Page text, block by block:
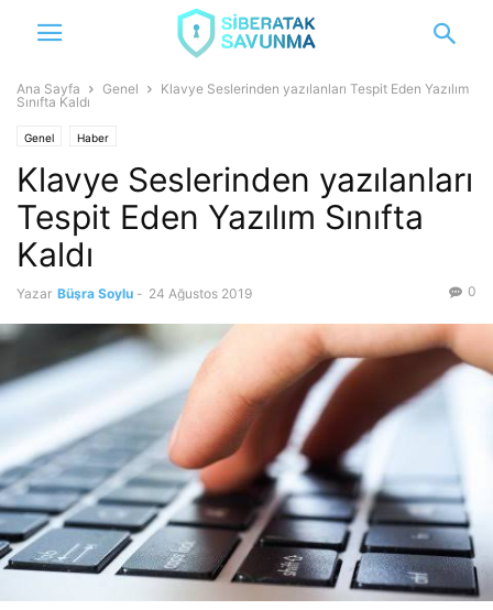
Ana Sayfa Genel
Klavye Seslerinden yazılanları Tespit Eden Yazılım
Sınıfta Kaldı
Genel Haber
Klavye Seslerinden yazılanları
Tespit Eden Yazılım Sınıfta
Kaldı
Yazar Büşra Soylu - 24 Ağustos 2019 0